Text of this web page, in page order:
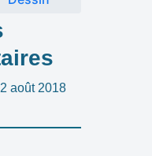
août 2018